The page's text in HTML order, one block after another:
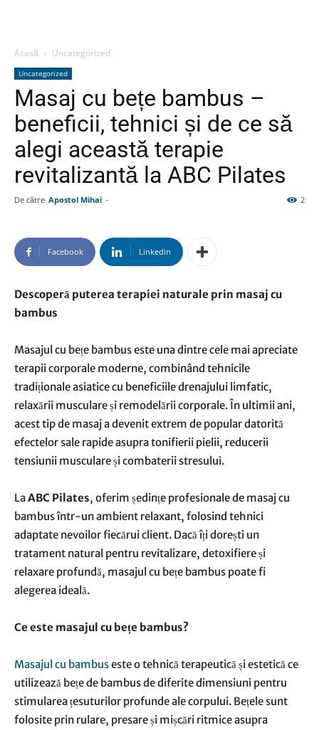
Acasă Uncategorized
Uncategorized
Masaj cu bețe bambus –
beneficii, tehnici și de ce să
alegi această terapie
revitalizantă la ABC Pilates
De către Apostol Mihai - 2
Facebook Linkedin
Descoperă puterea terapiei naturale prin masaj cu
bambus
Masajul cu bețe bambus este una dintre cele mai apreciate
terapii corporale moderne, combinând tehnicile
tradiționale asiatice cu beneficiile drenajului limfatic,
relaxării musculare și remodelării corporale. În ultimii ani,
acest tip de masaj a devenit extrem de popular datorită
efectelor sale rapide asupra tonifierii pielii, reducerii
tensiunii musculare și combaterii stresului.
LaABC Pilates, oferim ședințe profesionale de masaj cu
bambus într-un ambient relaxant, folosind tehnici
adaptate nevoilor fiecărui client. Dacă îți dorești un
tratament natural pentru revitalizare, detoxifiere și
relaxare profundă, masajul cu bețe bambus poate fi
alegerea ideală.
Ce este masajul cu bețe bambus?
Masajul cu bambuseste o tehnică terapeutică și estetică ce
utilizează bețe de bambus de diferite dimensiuni pentru
stimularea țesuturilor profunde ale corpului. Bețele sunt
folosite prin rulare, presare și mișcări ritmice asupra